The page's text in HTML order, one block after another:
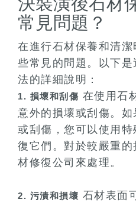
常見問題？
在進行石材保養和清
些常見的問題。以下
法的詳細說明：
1. 損壞和刮傷 在使用石
意外的損壞或刮傷。
或刮傷，您可以使用
復它們。對於較嚴重
材修復公司來處理。
2. 污漬和損壞 石材表面